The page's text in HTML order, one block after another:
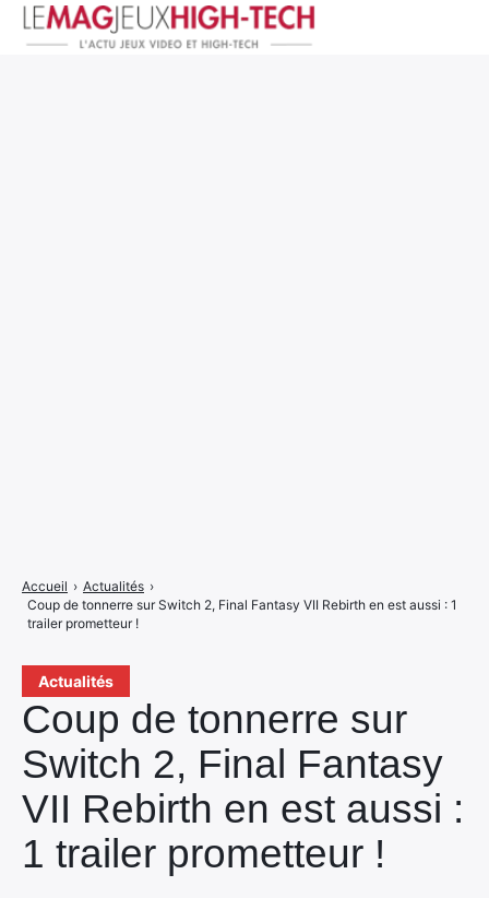
Actualités
Coup de tonnerre sur
Switch 2, Final Fantasy
VII Rebirth en est aussi :
1 trailer prometteur !
Accueil › Actualités ›
Coup de tonnerre sur Switch 2, Final Fantasy VII Rebirth en est aussi : 1
trailer prometteur !